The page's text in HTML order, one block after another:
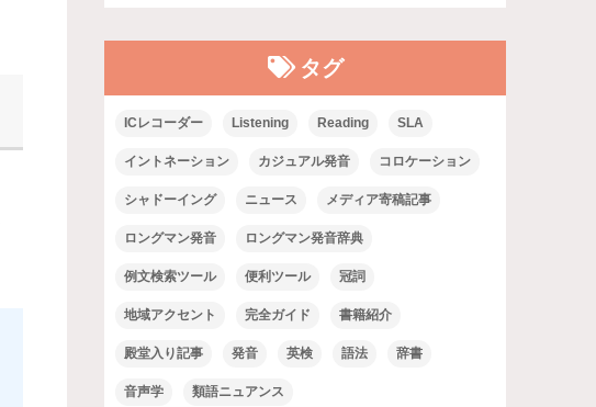
タグ
ICレコーダー Listening Reading SLA
イントネーション カジュアル発音 コロケーション
シャドーイング ニュース メディア寄稿記事
ロングマン発音 ロングマン発音辞典
例文検索ツール 便利ツール 冠詞
地域アクセント 完全ガイド 書籍紹介
殿堂入り記事 発音 英検 語法 辞書
音声学 類語ニュアンス